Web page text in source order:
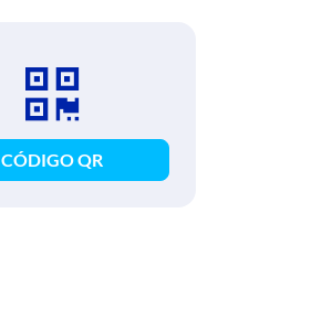
CÓDIGO QR